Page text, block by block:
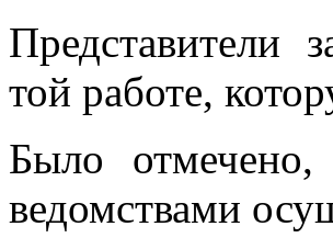
Представители
той работе,
Было
ведомствами